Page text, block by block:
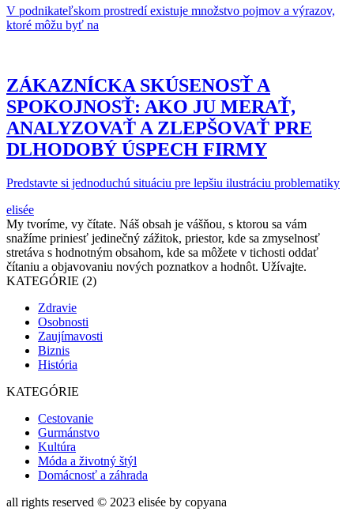
V podnikateľskom prostredí existuje množstvo pojmov a výrazov,
ktoré môžu byť na
ZÁKAZNÍCKA SKÚSENOSŤ A
SPOKOJNOSŤ: AKO JU MERAŤ,
ANALYZOVAŤ A ZLEPŠOVAŤ PRE
DLHODOBÝ ÚSPECH FIRMY
Predstavte si jednoduchú situáciu pre lepšiu ilustráciu problematiky
elisée
My tvoríme, vy čítate. Náš obsah je vášňou, s ktorou sa vám
snažíme priniesť jedinečný zážitok, priestor, kde sa zmyselnosť
stretáva s hodnotným obsahom, kde sa môžete v tichosti oddať
čítaniu a objavovaniu nových poznatkov a hodnôt. Užívajte.
KATEGÓRIE (2)
Zdravie
Osobnosti
Zaujímavosti
Biznis
História
KATEGÓRIE
Cestovanie
Gurmánstvo
Kultúra
Móda a životný štýl
Domácnosť a záhrada
all rights reserved © 2023 elisée by copyana